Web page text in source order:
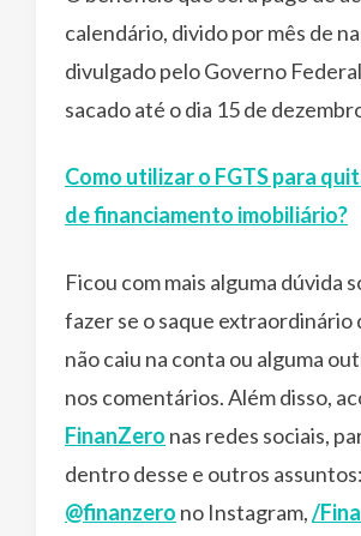
calendário, divido por mês de
divulgado pelo Governo
sacado até o dia 15 de
Como utilizar o FGTS para
de financiamento imobiliário?
Ficou com mais alguma dúvida
fazer se o saque extraordinário
não caiu na conta ou alguma
nos comentários. Além disso,
FinanZero nas redes sociais,
dentro desse e outros assuntos:
@finanzero no Instagram,/